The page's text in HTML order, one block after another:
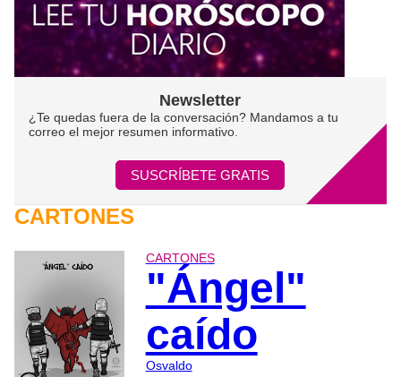
Newsletter
¿Te quedas fuera de la conversación? Mandamos a tu
correo el mejor resumen informativo.
SUSCRÍBETE GRATIS
CARTONES
CARTONES
"Ángel"
caído
Osvaldo